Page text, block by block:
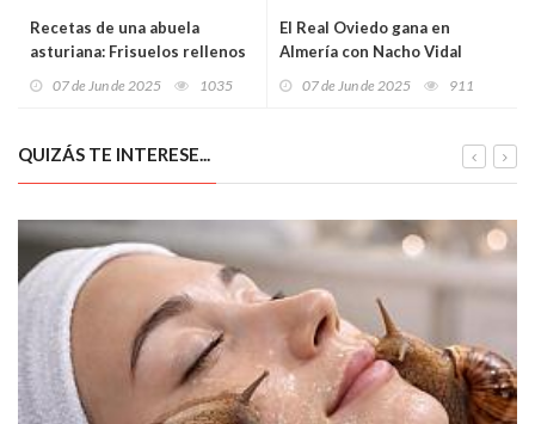
Recetas de una abuela
asturiana: Frisuelos rellenos
07 de Jun de 2025 1035
El Real Oviedo gana en
Almería con Nacho Vidal
07 de Jun de 2025 911
QUIZÁS TE INTERESE...